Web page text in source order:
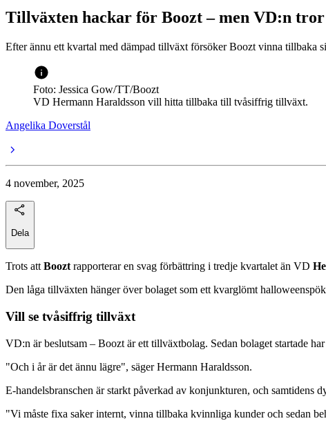
Tillväxten hackar för Boozt – men VD:n tror
Efter ännu ett kvartal med dämpad tillväxt försöker Boozt vinna
Foto: Jessica Gow/TT/Boozt
VD Hermann Haraldsson vill hitta tillbaka till tvåsiffrig tillväxt.
Angelika Doverstål
4 november, 2025
Dela
Trots attBooztrapporterar en svag förbättring i tredje kvartalet än VD
Den låga tillväxten hänger över bolaget som ett kvarglömt
Vill se tvåsiffrig tillväxt
VD:n är beslutsam – Boozt är ett tillväxtbolag. Sedan bolaget startade
"Och i år är det ännu lägre", säger Hermann Haraldsson.
E-handelsbranschen är starkt påverkad av konjunkturen, och samtidens
"Vi måste fixa saker internt, vinna tillbaka kvinnliga kunder och sedan